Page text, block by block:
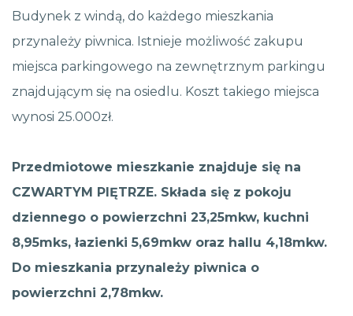
Budynek z windą, do każdego mieszkania
przynależy piwnica. Istnieje możliwość zakupu
miejsca parkingowego na zewnętrznym parkingu
znajdującym się na osiedlu. Koszt takiego miejsca
wynosi 25.000zł.
Przedmiotowe mieszkanie znajduje się na
CZWARTYM PIĘTRZE. Składa się z pokoju
dziennego o powierzchni 23,25mkw, kuchni
8,95mks, łazienki 5,69mkw oraz hallu 4,18mkw.
Do mieszkania przynależy piwnica o
powierzchni 2,78mkw.